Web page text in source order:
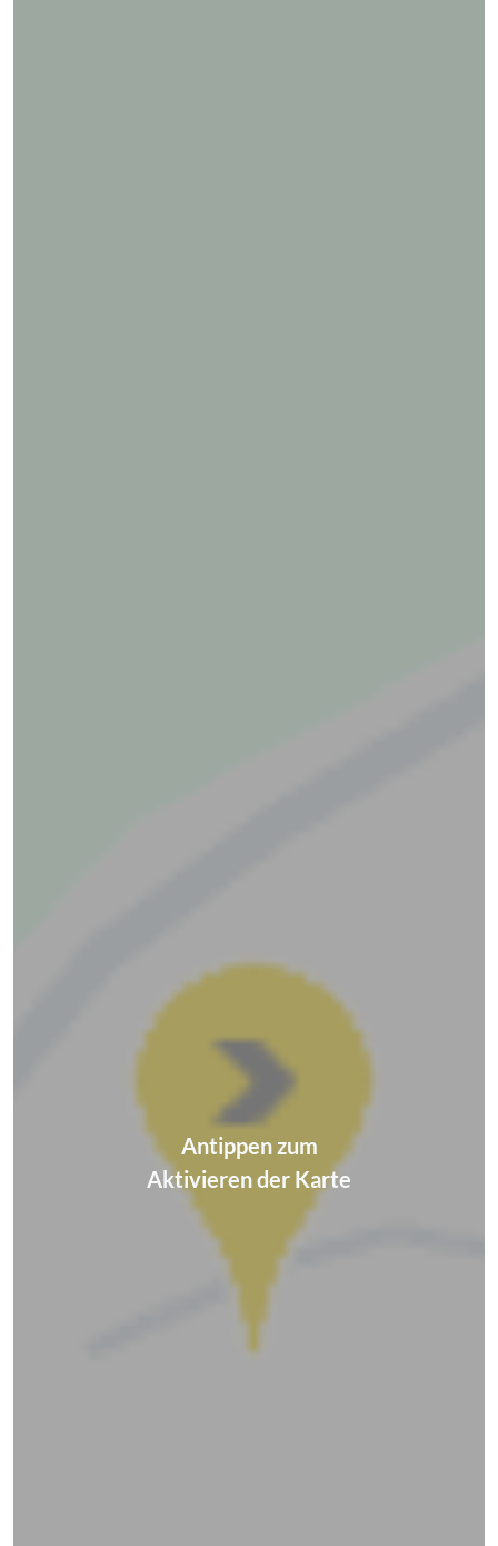
Antippen zum
Aktivieren der Karte